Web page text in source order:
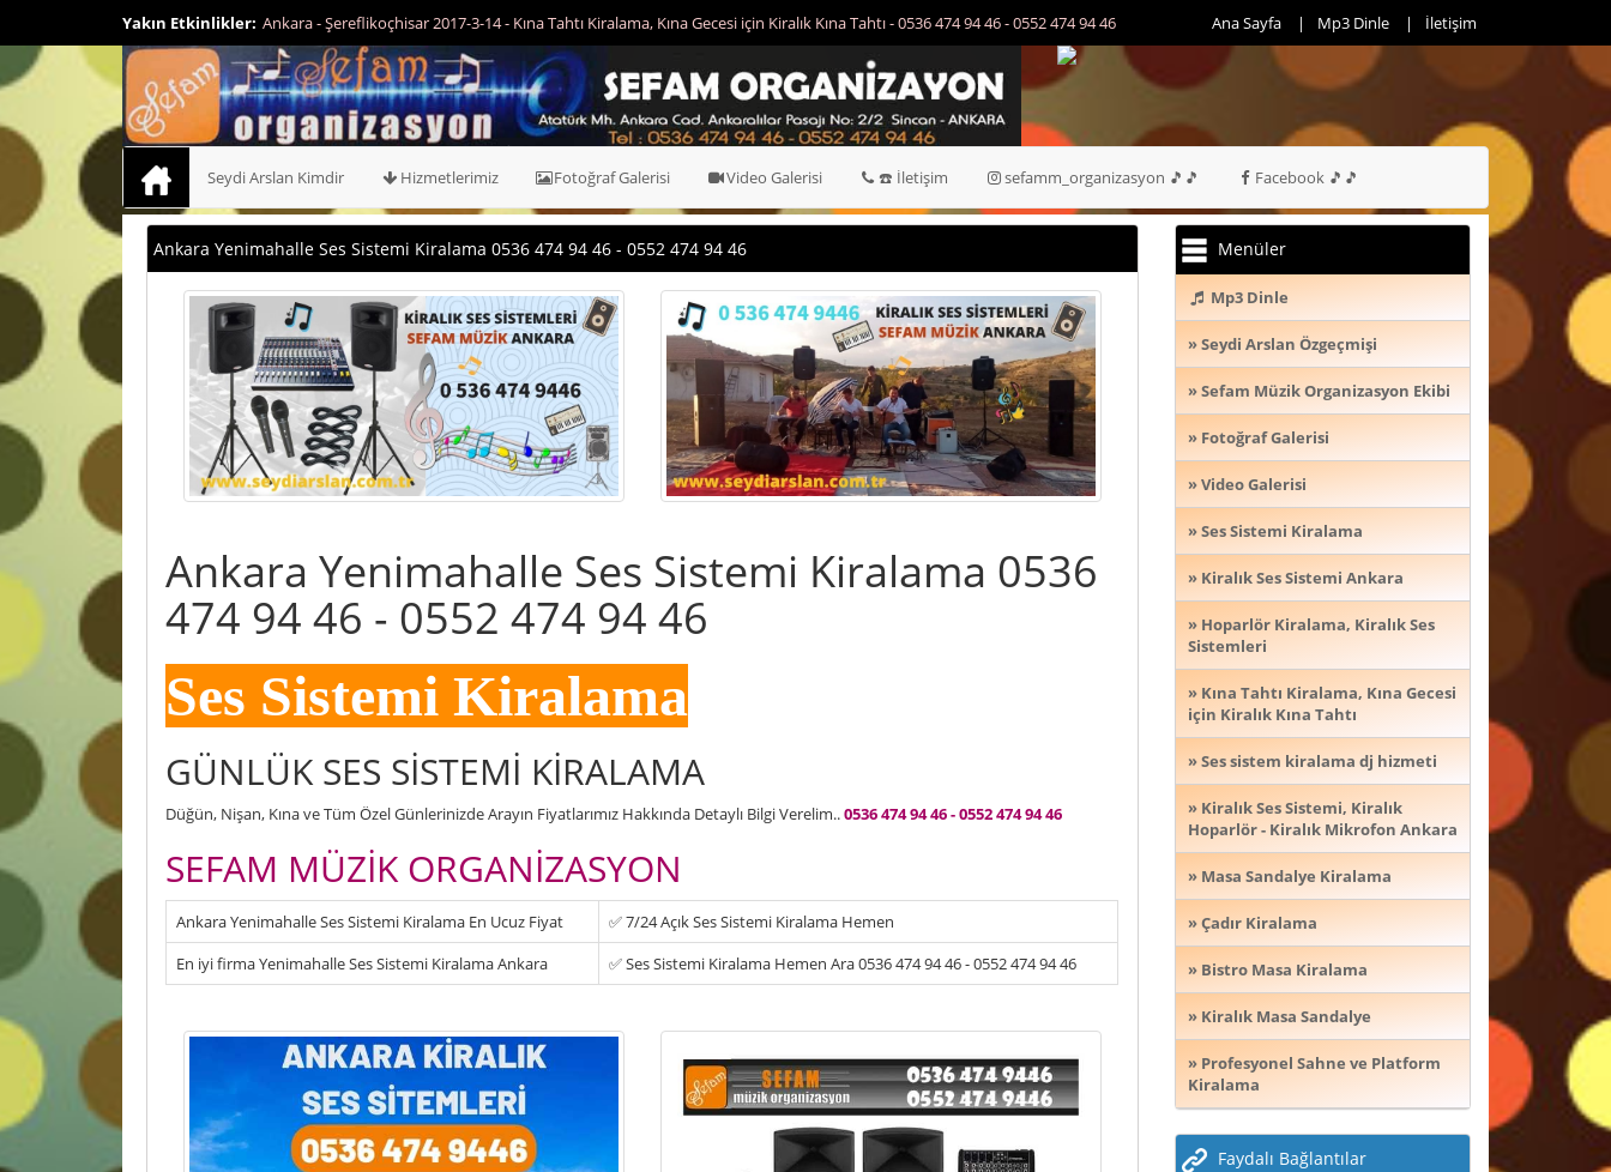
Yakın Etkinlikler:
Kına Tahtı - 0536 474 94 46 - 0552 474 94 46
Ankara - Çankaya 2017-7-24 - Kına Tahtı Kiralama, Kına Gecesi için Kiralık Kına Tahtı - 0536 474 94 46 - 0552
474 94 46
Ana Sayfa Mp3 Dinle İletişim
Seydi Arslan Kimdir Hizmetlerimiz Fotoğraf Galerisi Video Galerisi ☎️ İletişim sefamm_organizasyon 🎵🎵 Facebook 🎵🎵
Ankara Yenimahalle Ses Sistemi Kiralama 0536 474 94 46 - 0552 474 94 46
Ankara Yenimahalle Ses Sistemi Kiralama 0536
474 94 46 - 0552 474 94 46
Ses Sistemi Kiralama
GÜNLÜK SES SİSTEMİ KİRALAMA
Düğün, Nişan, Kına ve Tüm Özel Günlerinizde Arayın Fiyatlarımız Hakkında Detaylı Bilgi Verelim..0536 474 94 46 - 0552 474 94 46
SEFAM MÜZİK ORGANİZASYON
Ankara Yenimahalle Ses Sistemi Kiralama En Ucuz Fiyat
✅ 7/24 Açık Ses Sistemi Kiralama Hemen
En iyi firma Yenimahalle Ses Sistemi Kiralama Ankara
✅ Ses Sistemi Kiralama Hemen Ara 0536 474 94 46 - 0552 474 94 46
Menüler
Mp3 Dinle
» Seydi Arslan Özgeçmişi
» Sefam Müzik Organizasyon Ekibi
» Fotoğraf Galerisi
» Video Galerisi
» Ses Sistemi Kiralama
» Kiralık Ses Sistemi Ankara
» Hoparlör Kiralama, Kiralık Ses
Sistemleri
» Kına Tahtı Kiralama, Kına Gecesi
için Kiralık Kına Tahtı
» Ses sistem kiralama dj hizmeti
» Kiralık Ses Sistemi, Kiralık
Hoparlör - Kiralık Mikrofon Ankara
» Masa Sandalye Kiralama
» Çadır Kiralama
» Bistro Masa Kiralama
» Kiralık Masa Sandalye
» Profesyonel Sahne ve Platform
Kiralama
Faydalı Bağlantılar